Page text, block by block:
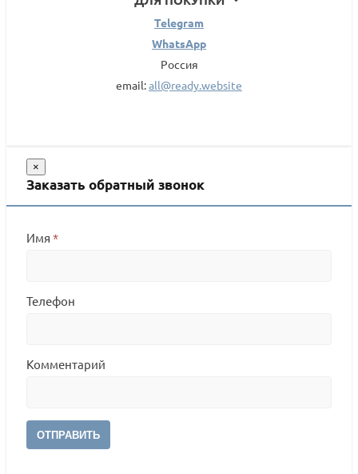
Telegram
WhatsApp
Россия
email:all@ready.website
×
Заказать обратный звонок
Имя *
Телефон
Комментарий
ОТПРАВИТЬ